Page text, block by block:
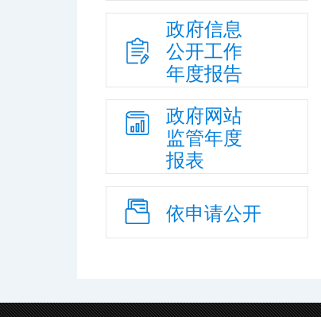
政府信息
公开工作
年度报告
政府网站
监管年度
报表
依申请公开